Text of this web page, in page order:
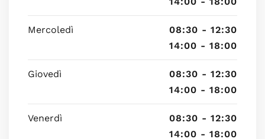
Mercoledì
08:30 - 12:30
14:00 - 18:00
Giovedì
08:30 - 12:30
14:00 - 18:00
Venerdì
08:30 - 12:30
14:00 - 18:00